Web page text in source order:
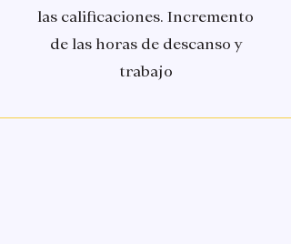
las calificaciones. Incremento
de las horas de descanso y
trabajo